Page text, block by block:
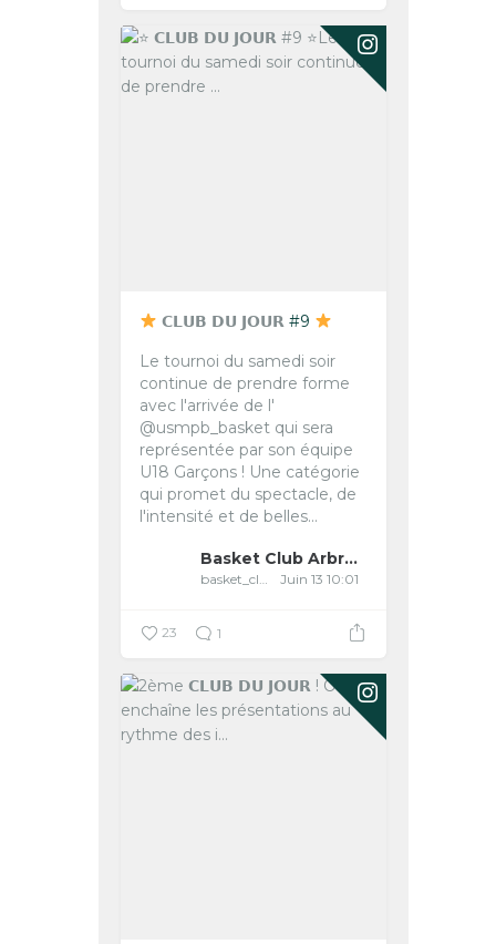
𝗖𝗟𝗨𝗕 𝗗𝗨 𝗝𝗢𝗨𝗥 #9
Le tournoi du samedi soir
continue de prendre forme
avec l'arrivée de l'
@usmpb_basket qui sera
représentée par son équipe
U18 Garçons ! Une catégorie
qui promet du spectacle, de
l'intensité et de belles...
Basket Club Arbreslois
basket_club_arbreslois Juin 13 10:01
23 1